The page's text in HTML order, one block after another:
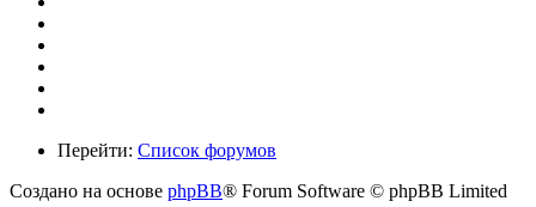
Перейти: Список форумов
Создано на основе phpBB® Forum Software © phpBB Limited